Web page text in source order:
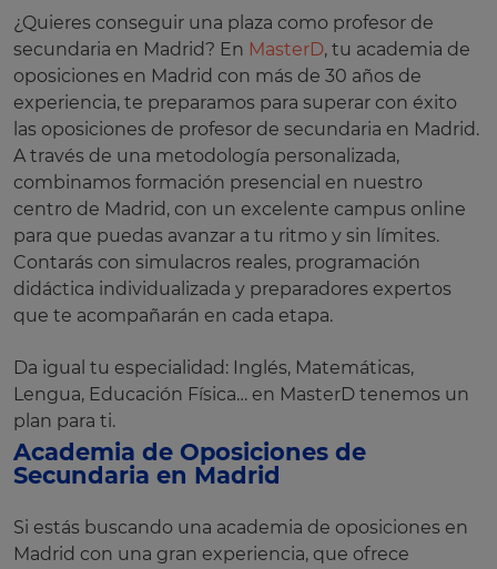
¿Quieres conseguir una plaza como profesor de
secundaria en Madrid? En MasterD, tu academia de
oposiciones en Madrid con más de 30 años de
experiencia, te preparamos para superar con éxito
las oposiciones de profesor de secundaria en Madrid.
A través de una metodología personalizada,
combinamos formación presencial en nuestro
centro de Madrid, con un excelente campus online
para que puedas avanzar a tu ritmo y sin límites.
Contarás con simulacros reales, programación
didáctica individualizada y preparadores expertos
que te acompañarán en cada etapa.
Da igual tu especialidad: Inglés, Matemáticas,
Lengua, Educación Física… en MasterD tenemos un
plan para ti.
Academia de Oposiciones de
Secundaria en Madrid
Si estás buscando una academia de oposiciones en
Madrid con una gran experiencia, que ofrece